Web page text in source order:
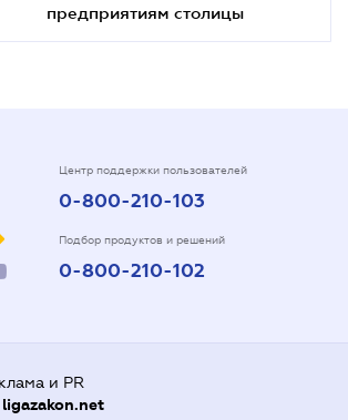
предприятиям столицы
Центр поддержки пользователей
0-800-210-103
Подбор продуктов и решений
0-800-210-102
и PR
ligazakon.net